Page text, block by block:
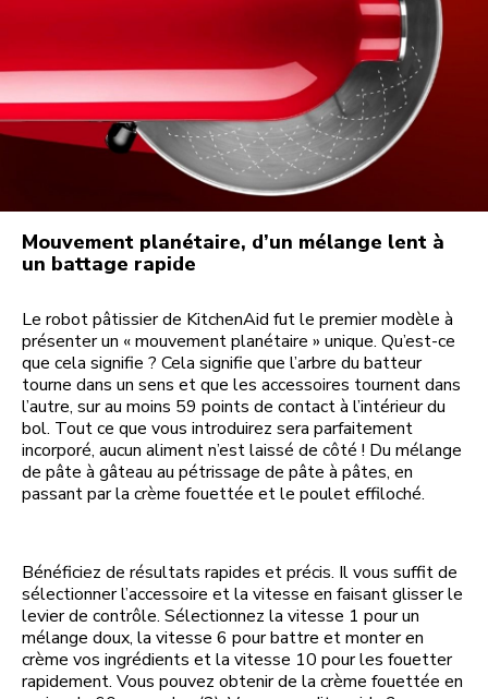
Mouvement planétaire, d’un mélange lent à
un battage rapide
Le robot pâtissier de KitchenAid fut le premier modèle à
présenter un « mouvement planétaire » unique. Qu’est-ce
que cela signifie ? Cela signifie que l’arbre du batteur
tourne dans un sens et que les accessoires tournent dans
l’autre, sur au moins 59 points de contact à l’intérieur du
bol. Tout ce que vous introduirez sera parfaitement
incorporé, aucun aliment n’est laissé de côté ! Du mélange
de pâte à gâteau au pétrissage de pâte à pâtes, en
passant par la crème fouettée et le poulet effiloché.
Bénéficiez de résultats rapides et précis. Il vous suffit de
sélectionner l’accessoire et la vitesse en faisant glisser le
levier de contrôle. Sélectionnez la vitesse 1 pour un
mélange doux, la vitesse 6 pour battre et monter en
crème vos ingrédients et la vitesse 10 pour les fouetter
rapidement. Vous pouvez obtenir de la crème fouettée en